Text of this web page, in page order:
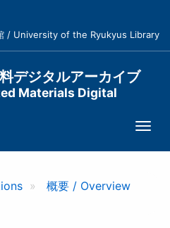
/ University of the Ryukyus Library
デジタルアーカイブ
Materials Digital
概要 / Overview